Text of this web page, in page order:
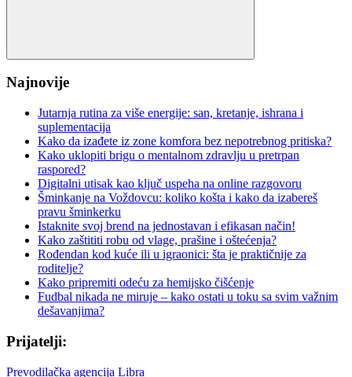
Search
Najnovije
Jutarnja rutina za više energije: san, kretanje, ishrana i
suplementacija
Kako da izađete iz zone komfora bez nepotrebnog pritiska?
Kako uklopiti brigu o mentalnom zdravlju u pretrpan
raspored?
Digitalni utisak kao ključ uspeha na online razgovoru
Šminkanje na Voždovcu: koliko košta i kako da izabereš
pravu šminkerku
Istaknite svoj brend na jednostavan i efikasan način!
Kako zaštititi robu od vlage, prašine i oštećenja?
Rođendan kod kuće ili u igraonici: šta je praktičnije za
roditelje?
Kako pripremiti odeću za hemijsko čišćenje
Fudbal nikada ne miruje – kako ostati u toku sa svim važnim
dešavanjima?
Prijatelji:
Prevodilačka agencija Libra